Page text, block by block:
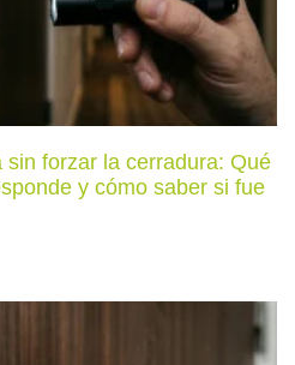
forzar la cerradura: Qué
y cómo saber si fue